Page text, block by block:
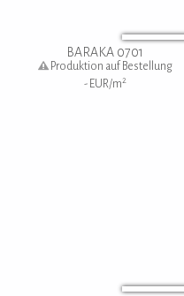
BARAKA 0701
Produktion auf Bestellung
- EUR/m 2